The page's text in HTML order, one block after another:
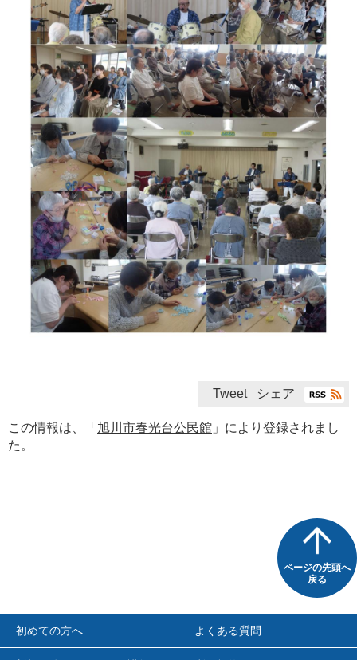
Tweet シェア
この情報は、「 旭川市春光台公民館 」により登録されまし
た。
ページの先頭へ
戻る
初めての方へ よくある質問